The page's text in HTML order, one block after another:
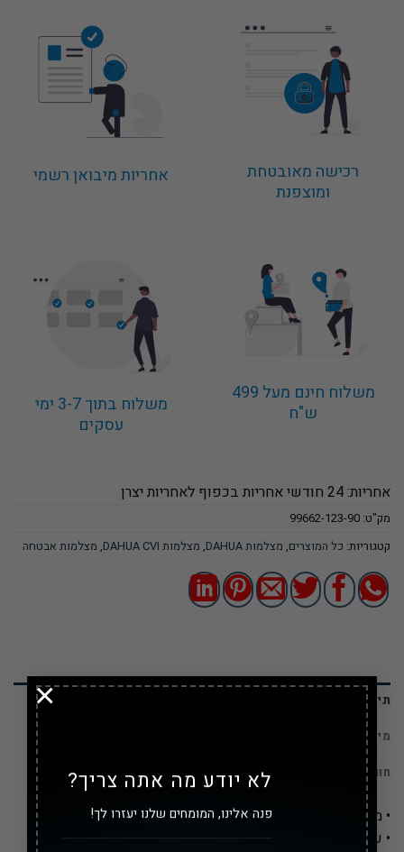
לא יודע מה אתה צריך?
פנה אלינו, המומחים שלנו יעזרו לך!
×
רכישה מאובטחת
ומוצפנת
אחריות מיבואן רשמי
משלוח חינם מעל 499
ש"ח
משלוח בתוך 3-7 ימי
עסקים
אחריות: 24 חודשי אחריות בכפוף לאחריות יצרן
מק"ט: 99662-123-90
קטגוריות: כל המוצרים, מצלמות DAHUA , מצלמות DAHUA CVI , מצלמות אבטחה
תיאור
מידע נוסף
חוות דעת (0)
• מצלמת צינור HDCVI צבע מלא בלילה רזולוציה 2MP
• עדשה קבועה 3.6 מ”מ ,פנס אור לבן ל40 מטר+ראיית כוכבים